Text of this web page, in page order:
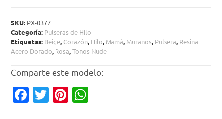
SKU: PX-0377
Categoría: Pulseras de Hilo
Etiquetas: Beige, Corazón, Hilo, Mamá, Muranos, Pulsera, Resina
Acero Dorado, Rosa,Tonos Nude
Comparte este modelo:
Fa T
Pi